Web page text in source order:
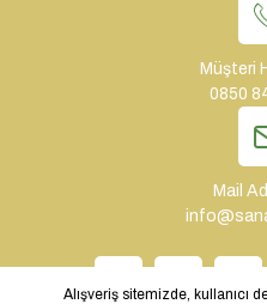
Müşteri
0850
Mail
Alışveriş sitemizde, kullanıcı